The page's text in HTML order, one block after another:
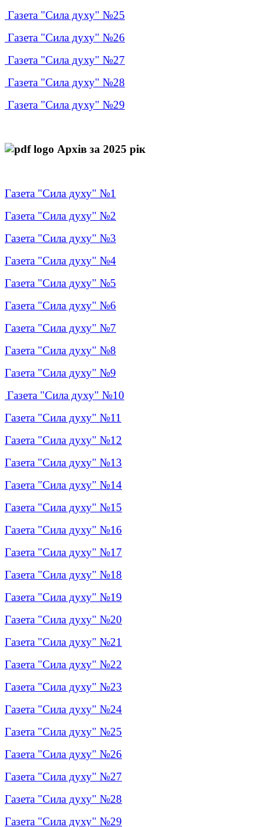
Газета "Сила духу" №25
Газета "Сила духу" №26
Газета "Сила духу" №27
Газета "Сила духу" №28
Газета "Сила духу" №29
Архів за 2025 рік
Газета "Сила духу" №1
Газета "Сила духу" №2
Газета "Сила духу" №3
Газета "Сила духу" №4
Газета "Сила духу" №5
Газета "Сила духу" №6
Газета "Сила духу" №7
Газета "Сила духу" №8
Газета "Сила духу" №9
Газета "Сила духу" №10
Газета "Сила духу" №11
Газета "Сила духу" №12
Газета "Сила духу" №13
Газета "Сила духу" №14
Газета "Сила духу" №15
Газета "Сила духу" №16
Газета "Сила духу" №17
Газета "Сила духу" №18
Газета "Сила духу" №19
Газета "Сила духу" №20
Газета "Сила духу" №21
Газета "Сила духу" №22
Газета "Сила духу" №23
Газета "Сила духу" №24
Газета "Сила духу" №25
Газета "Сила духу" №26
Газета "Сила духу" №27
Газета "Сила духу" №28
Газета "Сила духу" №29